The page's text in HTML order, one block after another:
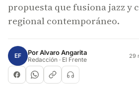
propuesta que fusiona jazz y
regional contemporáneo.
EF PorAlvaro Angarita
Redacción · El Frente 29